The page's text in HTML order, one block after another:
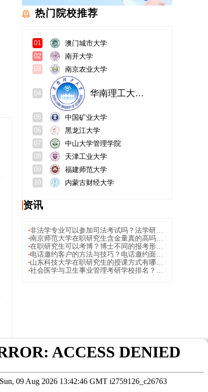
热门院校推荐
01 澳门城市大学
02 南开大学
03 南京农业大学
04 华南理工大学经济与金融学院
05 中国矿业大学
06 黑龙江大学
07 中山大学管理学院
08 天津工业大学
09 福建师范大学
10 内蒙古财经大学
资讯